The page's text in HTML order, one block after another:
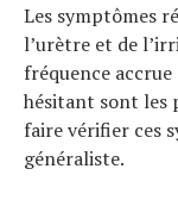
Les symptômes
l’urètre et de
fréquence
hésitant sont les
faire vérifier ces
généraliste.